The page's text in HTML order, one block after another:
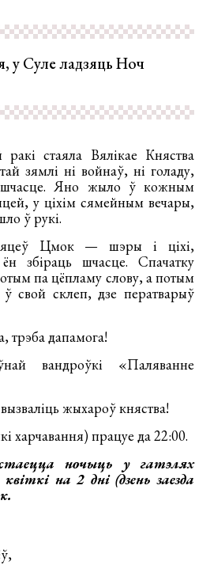
у Суле ладзяць Ноч
стаяла Вялікае Княства
зямлі ні войнаў, ні голаду,
Яно жыло ў кожным
у ціхім сямейным вечары,
ў рукі.
Цмок — шэры і ціхі,
збіраць шчасце. Спачатку
па цёпламу слову, а потым
свой склеп, дзе ператварыў
трэба дапамога!
вандроўкі «Паляванне
жыхароў княства!
харчавання) працуе да 22:00.
ночыць у гатэлях
на 2 дні (дзень заезда